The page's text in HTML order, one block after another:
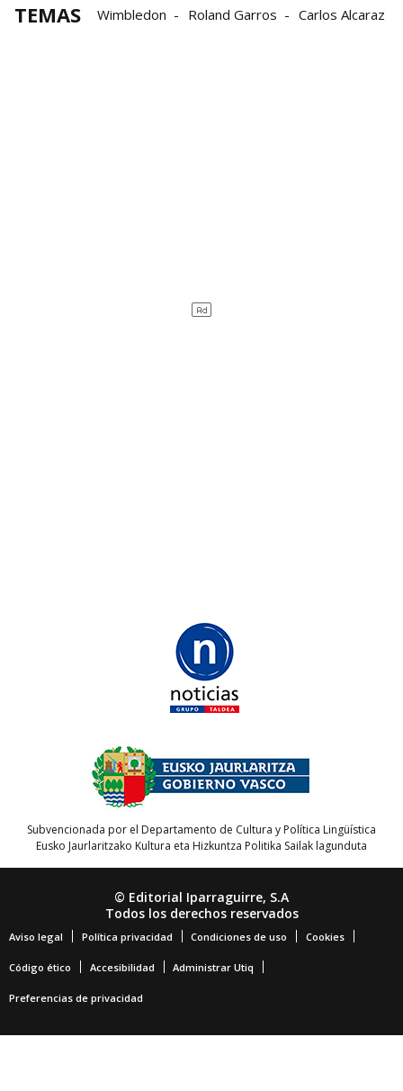
TEMAS Wimbledon Roland Garros Carlos Alcaraz
Subvencionada por el Departamento de Cultura y Política Lingüística
Eusko Jaurlaritzako Kultura eta Hizkuntza Politika Sailak lagunduta
© Editorial Iparraguirre, S.A
Todos los derechos reservados
Aviso legal Política privacidad Condiciones de uso Cookies
Código ético Accesibilidad Administrar Utiq
Preferencias de privacidad